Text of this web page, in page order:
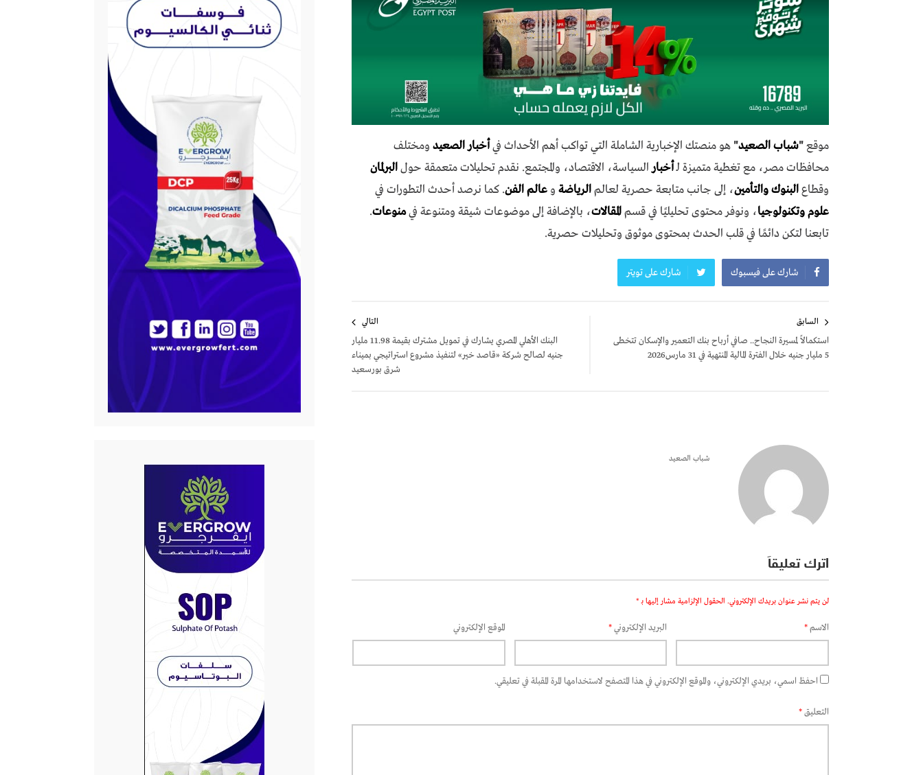
موقع"شباب الصعيد" هو منصتك الإخبارية الشاملة التي تواكب أهم الأحداث فيأخبار الصعيد ومختلف
محافظات مصر، مع تغطية متميزة لـأخبارالسياسة، الاقتصاد، والمجتمع. نقدم تحليلات متعمقة حولالبرلمان
وقطاعالبنوك والتأمين، إلى جانب متابعة حصرية لعالمالرياضة و عالم الفن. كما نرصد أحدث التطورات في
علوم وتكنولوجيا، ونوفر محتوى تحليليًا في قسمالمقالات، بالإضافة إلى موضوعات شيقة ومتنوعة فيمنوعات.
تابعنا لتكن دائمًا في قلب الحدث بمحتوى موثوق وتحليلات حصرية.
شارك على فيسبوك شارك على تويتر
المقالات
السابق
استكمالاً لمسيرة النجاح.. صافي أرباح بنك التعمير والإسكان تتخطى
5 مليار جنيه خلال الفترة المالية المنتهية في 31 مارس2026
التالي
البنك الأهلي المصري يشارك في تمويل مشترك بقيمة 11.98 مليار
جنيه لصالح شركة «قاصد خير» لتنفيذ مشروع استراتيجي بميناء
شرق بورسعيد
شباب الصعيد
اترك تعليقاً
لن يتم نشر عنوان بريدك الإلكتروني. الحقول الإلزامية مشار إليها بـ *
الاسم* البريد الإلكتروني* الموقع الإلكتروني
احفظ اسمي، بريدي الإلكتروني، والموقع الإلكتروني في هذا المتصفح لاستخدامها المرة المقبلة في تعليقي.
التعليق*